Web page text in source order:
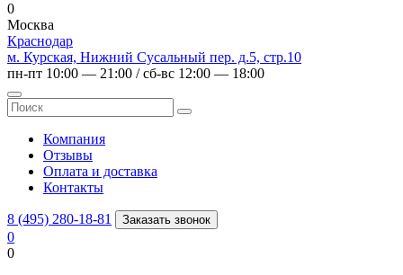
0
Москва
Краснодар
м. Курская, Нижний Сусальный пер. д.5, стр.10
пн-пт 10:00 — 21:00 / сб-вс 12:00 — 18:00
Компания
Отзывы
Оплата и доставка
Контакты
8 (495) 280-18-81 Заказать звонок
0
0